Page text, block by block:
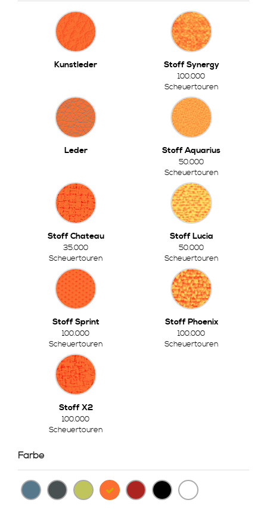
Kunstleder Stoff Synergy
100.000
Scheuertouren
Leder Stoff Aquarius
50.000
Scheuertouren
Stoff Chateau
35.000
Scheuertouren
Stoff Lucia
50.000
Scheuertouren
Stoff Sprint
100.000
Scheuertouren
Stoff Phoenix
100.000
Scheuertouren
Stoff X2
100.000
Scheuertouren
Farbe